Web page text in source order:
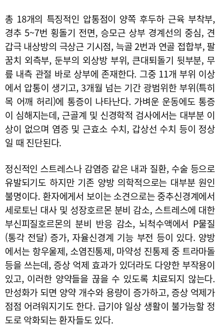
총 18개의 특징적인 압통점이 양쪽 후두하 근육 부착부,
경추 5~7번 횡돌기 전면, 승모근 상부 경계선의 중심, 견
갑극 내상방의 극상근 기시점, 늑골 2번과 연골 접합부, 팔
꿈치 외측부, 둔부의 외상방 부위, 큰대퇴돌기 뒷부분, 무
릎 내측 관절 바로 상부에 존재한다. 그중 11개 부위 이상
에서 압통이 생기고, 3개월 넘는 기간 광범위한 부위(특히
목 어깨 허리)에 통증이 나타난다. 가벼운 운동에도 통증
이 심해지는데, 근골계 및 신경학적 검사에서는 대부분 이
상이 없으며 염증 및 근효소 수치, 갑상선 수치 등이 정상
일 때 진단된다.
정신적인 스트레스나 감염증 같은 내과 질환, 수술 등으로
유발되기도 하지만 기존 양방 의학적으로는 대부분 원인
불명이다. 환자에게서 보이는 소견으로는 중추신경계에서
세로토닌 대사 및 성장호르몬 분비 감소, 스트레스에 대한
부신피질호르몬의 분비 반응 감소, 뇌척수액에서 P물질
(통각 전달) 증가, 자율신경계 기능 부전 등이 있다. 양방
에서는 항우울제, 소염진통제, 마약성 진통제 중 트라마돌
등을 쓰는데, 증상 억제 효과가 있더라도 다양한 부작용이
있고, 이러한 양약들을 끊을 수 있도록 치료되지 않는다.
만성화가 되면 양약 개수와 용량이 증가하고, 증상 억제가
점점 어려워지기도 한다. 급기야 일상 생활이 불가능할 정
도로 악화되는 환자들도 있다.